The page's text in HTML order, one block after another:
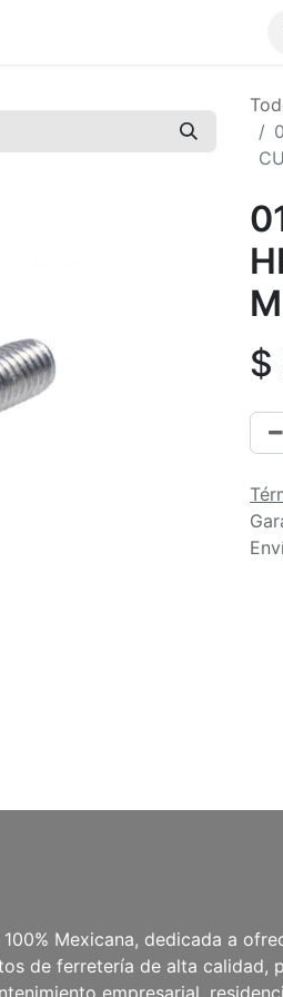
$
Mexicana, dedicada a
de ferretería de alta calidad,
empresarial,